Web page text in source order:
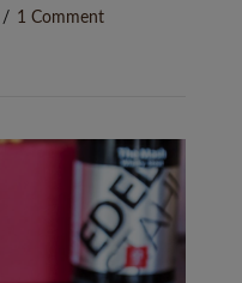
1 Comment